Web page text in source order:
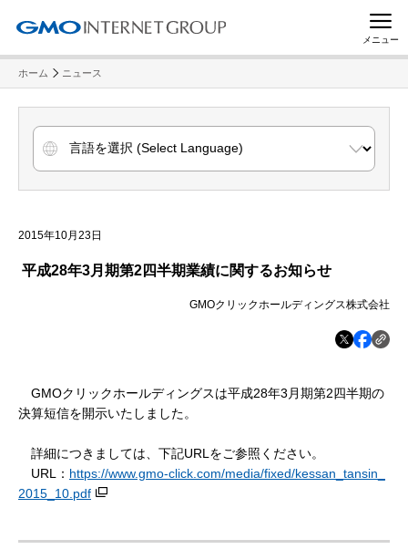
メニュー
ホーム ニュース
2015年10月23日
平成28年3月期第2四半期業績に関するお知らせ
GMOクリックホールディングス株式会社
GMOクリックホールディングスは平成28年3月期第2四半期の
決算短信を開示いたしました。
詳細につきましては、下記URLをご参照ください。
URL： https://www.gmo-click.com/media/fixed/kessan_tansin_
2015_10.pdf